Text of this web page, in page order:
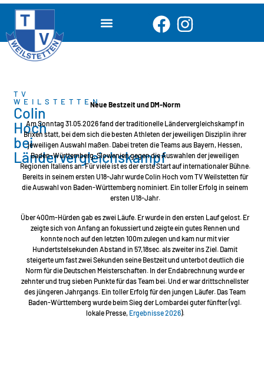
TV
WEILSTETTEN
Colin
Hoch
bei
Ländervergleichskampf
Neue Bestzeit und DM-Norm
Am Sonntag 31.05.2026 fand der traditionelle Ländervergleichskampf in
Brixen statt, bei dem sich die besten Athleten der jeweiligen Disziplin ihrer
jeweiligen Auswahl maßen. Dabei treten die Teams aus Bayern, Hessen,
Baden-Württemberg, Slowenien gegen die Auswahlen der jeweiligen
Regionen Italiens an. Für viele ist es der erste Start auf internationaler Bühne.
Bereits in seinem ersten U18-Jahr wurde Colin Hoch vom TV Weilstetten für
die Auswahl von Baden-Württemberg nominiert. Ein toller Erfolg in seinem
ersten U18-Jahr.
Über 400m-Hürden gab es zwei Läufe. Er wurde in den ersten Lauf gelost. Er
zeigte sich von Anfang an fokussiert und zeigte ein gutes Rennen und
konnte noch auf den letzten 100m zulegen und kam nur mit vier
Hundertstelsekunden Abstand in 57,18sec. als zweiter ins Ziel. Damit
steigerte um fast zwei Sekunden seine Bestzeit und unterbot deutlich die
Norm für die Deutschen Meisterschaften. In der Endabrechnung wurde er
zehnter und trug sieben Punkte für das Team bei. Und er war drittschnellster
des jüngeren Jahrgangs. Ein toller Erfolg für den jungen Läufer. Das Team
Baden-Württemberg wurde beim Sieg der Lombardei guter fünfter (vgl.
lokale Presse, Ergebnisse 2026).